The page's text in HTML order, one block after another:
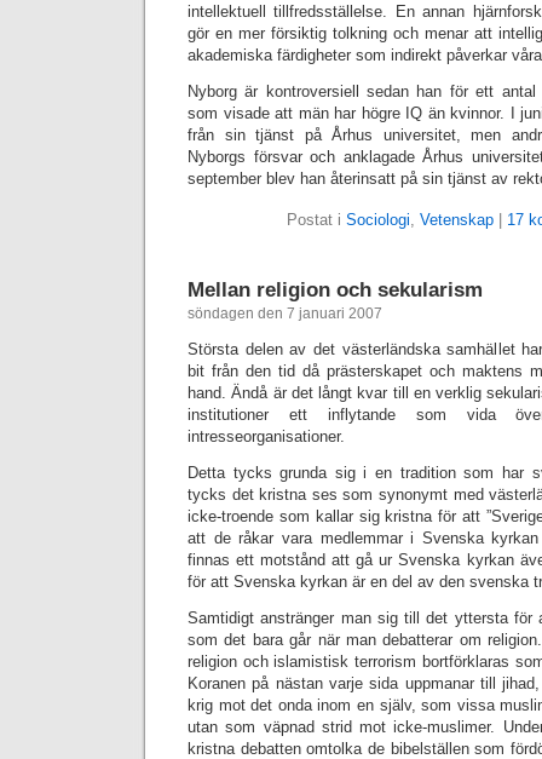
intellektuell tillfredsställelse. En annan
gör en mer försiktig tolkning och menar att
akademiska färdigheter som indirekt påverkar
Nyborg är kontroversiell sedan han för ett
som visade att män har högre IQ än kvinnor. I
från sin tjänst på Århus universitet, men
Nyborgs försvar och anklagade Århus
september blev han återinsatt på sin tjänst av
Postat i Sociologi, Vetenskap| 17
Mellan religion och sekularism
söndagen den 7 januari 2007
Största delen av det västerländska samhället
bit från den tid då prästerskapet och maktens
hand. Ändå är det långt kvar till en verklig
institutioner ett inflytande som vida
intresseorganisationer.
Detta tycks grunda sig i en tradition som har
tycks det kristna ses som synonymt med
icke-troende som kallar sig kristna för att
att de råkar vara medlemmar i Svenska
finnas ett motstånd att gå ur Svenska kyrkan
för att Svenska kyrkan är en del av den svenska
Samtidigt anstränger man sig till det yttersta för
som det bara går när man debatterar om
religion och islamistisk terrorism bortförklaras
Koranen på nästan varje sida uppmanar till
krig mot det onda inom en själv, som vissa
utan som väpnad strid mot icke-muslimer.
kristna debatten omtolka de bibelställen som